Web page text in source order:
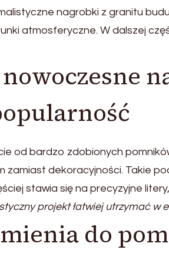
nagrobki z granitu
atmosferyczne. W dalszej
nowoczesne
od bardzo zdobionych
zamiast dekoracyjności. Takie
stawia się na precyzyjne
projekt łatwiej utrzymać w
do